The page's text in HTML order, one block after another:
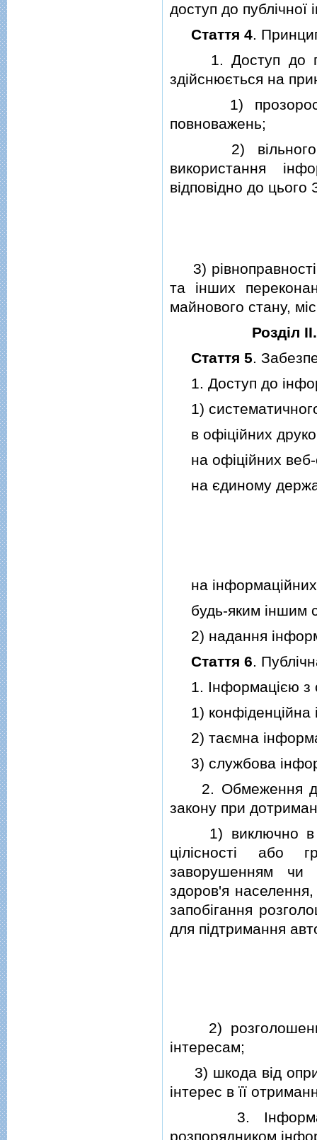
доступ до публiчної
Стаття 4.
1. Доступ до
здiйснюється на
1) прозоростi
повноважень;
2) вiльного
використання
вiдповiдно до цього
3) рiвноправностi,
та iнших
майнового стану,
Роздiл
Стаття 5.
1. Доступ до
1)
в офiцiйних
на офiцiйних веб-
на єдиному
на iнформацiйних
будь-яким iншим
2) надання
Стаття 6.
1. Iнформацiєю з
1) конфiденцiйна
2) таємна
3) службова
2. Обмеження
закону при
1) виключно в
цiлiсностi або
заворушенням чи
здоров'я
запобiгання
для пiдтримання
2)
iнтересам;
3) шкода вiд
iнтерес в її
3. Iнформацiя
розпорядником